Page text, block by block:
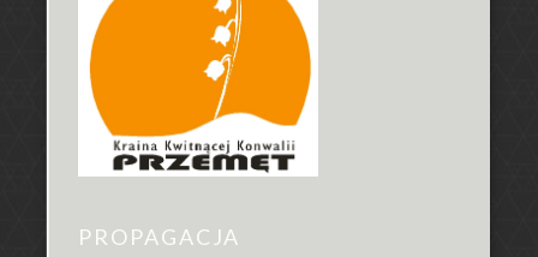
PROPAGACJA